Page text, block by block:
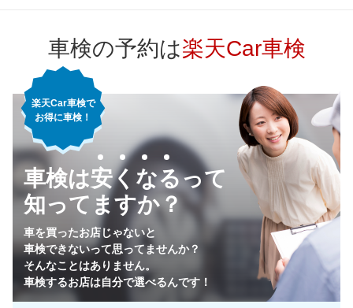
関
東
神奈川県
千葉県 店舗を探す
埼玉県 47,070 店舗を探す
茨城県 48,390 円 店舗を探す
栃木県 45,670 店舗を探す
群馬県 44,890 店舗を探す
山梨県 45,880 店舗を探す
車検の予約は楽天Car車検
楽天Car車検で
お得に車検！
車検は安くなるって
知ってますか？
車を買ったお店じゃないと
車検できないって思ってませんか？
そんなことはありません。
車検するお店は自分で選べるんです！